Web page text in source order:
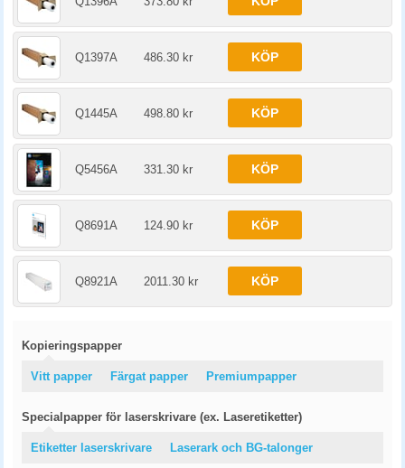
Q1397A 486.30 kr KÖP
Q1445A 498.80 kr KÖP
Q5456A 331.30 kr KÖP
Q8691A 124.90 kr KÖP
Q8921A 2011.30 kr KÖP
Kopieringspapper
Vitt papper Färgat papper Premiumpapper
Specialpapper för laserskrivare (ex. Laseretiketter)
Etiketter laserskrivare Laserark och BG-talonger